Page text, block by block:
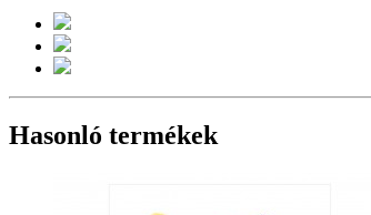
Hasonló termékek